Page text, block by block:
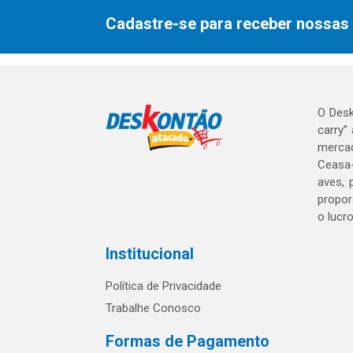
Cadastre-se para receber
O
aves,
o
Institucional
Política de Privacidade
Trabalhe Conosco
Formas de Pagamento